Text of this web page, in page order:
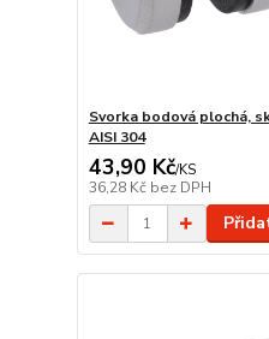
Svorka bodová plochá,
AISI 304
43,90 Kč/KS
36,28 Kč bez DPH